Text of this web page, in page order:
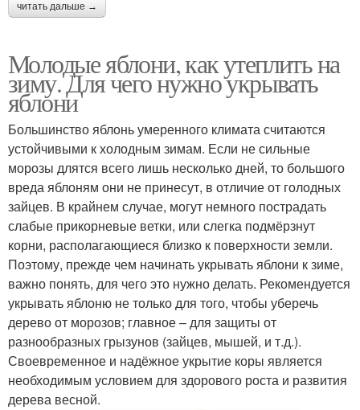
читать дальше →
Молодые яблони, как утеплить на
зиму. Для чего нужно укрывать
яблони
Большинство яблонь умеренного климата считаются
устойчивыми к холодным зимам. Если не сильные
морозы длятся всего лишь несколько дней, то большого
вреда яблоням они не принесут, в отличие от голодных
зайцев. В крайнем случае, могут немного пострадать
слабые прикорневые ветки, или слегка подмёрзнут
корни, располагающиеся близко к поверхности земли.
Поэтому, прежде чем начинать укрывать яблони к зиме,
важно понять, для чего это нужно делать. Рекомендуется
укрывать яблоню не только для того, чтобы уберечь
дерево от морозов; главное – для защиты от
разнообразных грызунов (зайцев, мышей, и т.д.).
Своевременное и надёжное укрытие коры является
необходимым условием для здорового роста и развития
дерева весной.